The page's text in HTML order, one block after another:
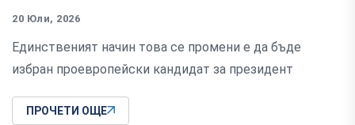
20 Юли, 2026
Единственият начин това се промени е да бъде
избран проевропейски кандидат за президент
ПРОЧЕТИ ОЩЕ